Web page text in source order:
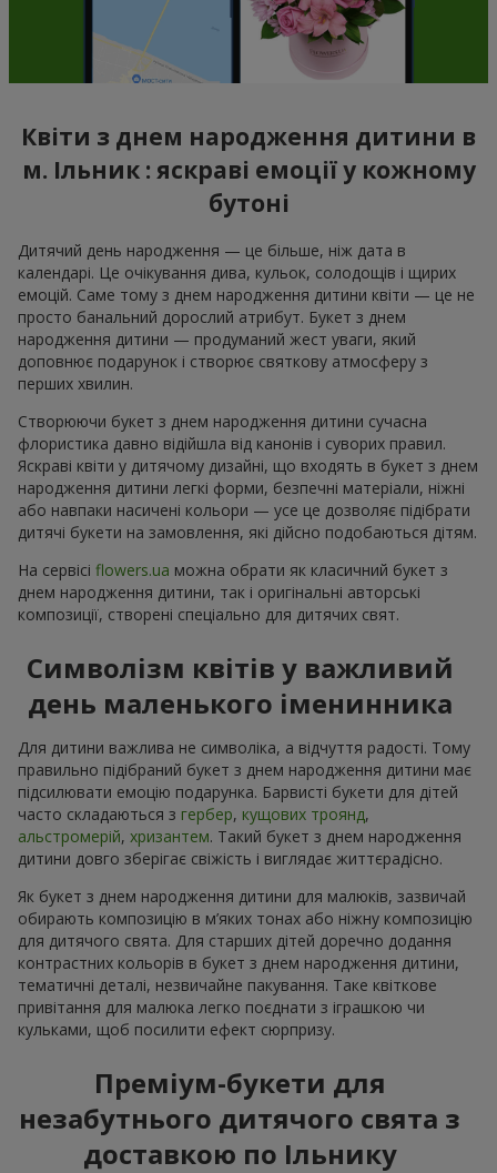
Квіти з днем народження дитини в
м. Ільник : яскраві емоції у кожному
бутоні
Дитячий день народження — це більше, ніж дата в
календарі. Це очікування дива, кульок, солодощів і щирих
емоцій. Саме тому з днем народження дитини квіти — це не
просто банальний дорослий атрибут. Букет з днем
народження дитини — продуманий жест уваги, який
доповнює подарунок і створює святкову атмосферу з
перших хвилин.
Створюючи букет з днем народження дитини сучасна
флористика давно відійшла від канонів і суворих правил.
Яскраві квіти у дитячому дизайні, що входять в букет з днем
народження дитини легкі форми, безпечні матеріали, ніжні
або навпаки насичені кольори — усе це дозволяє підібрати
дитячі букети на замовлення, які дійсно подобаються дітям.
На сервісі flowers.ua можна обрати як класичний букет з
днем народження дитини, так і оригінальні авторські
композиції, створені спеціально для дитячих свят.
Символізм квітів у важливий
день маленького іменинника
Для дитини важлива не символіка, а відчуття радості. Тому
правильно підібраний букет з днем народження дитини має
підсилювати емоцію подарунка. Барвисті букети для дітей
часто складаються з гербер, кущових троянд,
альстромерій, хризантем. Такий букет з днем народження
дитини довго зберігає свіжість і виглядає життєрадісно.
Як букет з днем народження дитини для малюків, зазвичай
обирають композицію в м’яких тонах або ніжну композицію
для дитячого свята. Для старших дітей доречно додання
контрастних кольорів в букет з днем народження дитини,
тематичні деталі, незвичайне пакування. Таке квіткове
привітання для малюка легко поєднати з іграшкою чи
кульками, щоб посилити ефект сюрпризу.
Преміум-букети для
незабутнього дитячого свята з
доставкою по Ільнику